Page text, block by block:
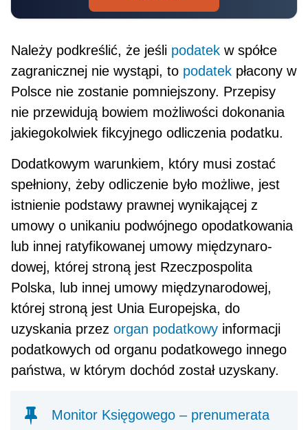
Należy podkreślić, że jeśli podatek w spółce
zagranicznej nie wystąpi, to podatek płacony w
Polsce nie zosta­nie pomniejszony. Przepisy
nie przewidują bowiem możliwości dokonania
jakiegokolwiek fikcyjnego odliczenia podatku.
Dodatkowym warunkiem, który musi zostać
spełniony, żeby odliczenie było możliwe, jest
istnienie podstawy prawnej wynikającej z
umowy o unikaniu podwójnego opodatkowania
lub innej ratyfikowanej umowy międzynaro­
dowej, której stroną jest Rzeczpospolita
Polska, lub innej umowy międzynarodowej,
której stroną jest Unia Euro­pejska, do
uzyskania przezorgan podatkowy informacji
podatkowych od organu podatkowego innego
państwa, w którym dochód został uzyskany.
Monitor Księgowego – prenumerata